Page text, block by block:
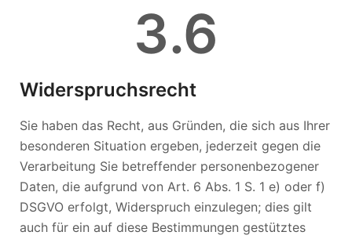
3.6
Widerspruchsrecht
Sie haben das Recht, aus Gründen, die sich aus Ihrer
besonderen Situation ergeben, jederzeit gegen die
Verarbeitung Sie betreffender personenbezogener
Daten, die aufgrund von Art. 6 Abs. 1 S. 1 e) oder f)
DSGVO erfolgt, Widerspruch einzulegen; dies gilt
auch für ein auf diese Bestimmungen gestütztes